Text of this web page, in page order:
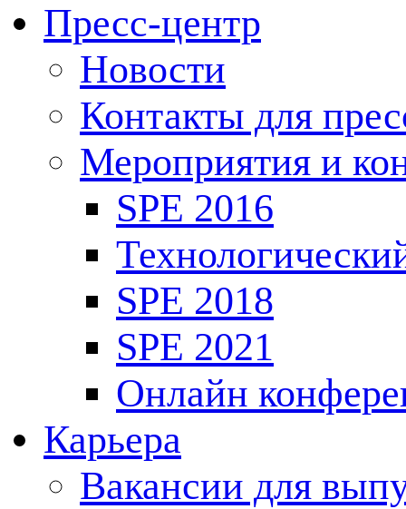
Пресс-центр
Новости
Контакты для
Мероприятия и
SPE 2016
SPE 2018
SPE 2021
Онлайн
Карьера
Вакансии для